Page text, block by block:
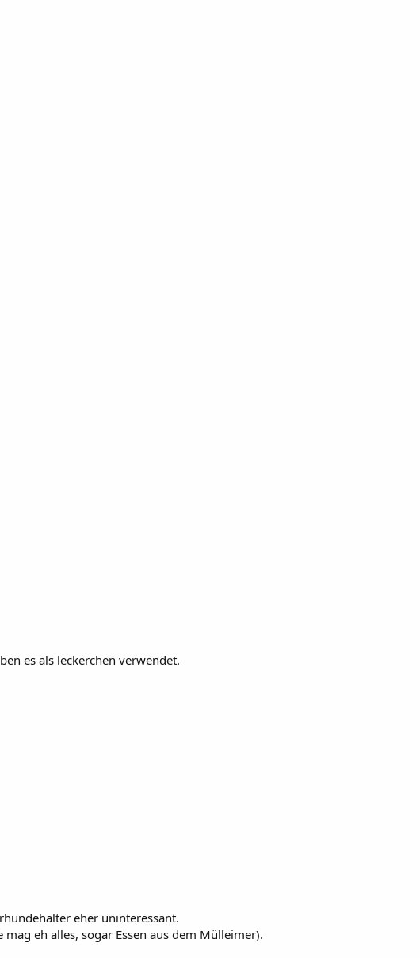
es als leckerchen verwendet.
eher uninteressant.
eh alles, sogar Essen aus dem Mülleimer).